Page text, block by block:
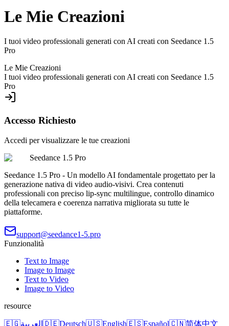
Le Mie Creazioni
I tuoi video professionali generati con AI creati con Seedance 1.5
Pro
Le Mie Creazioni
I tuoi video professionali generati con AI creati con Seedance 1.5
Pro
Accesso Richiesto
Accedi per visualizzare le tue creazioni
Seedance 1.5 Pro
Seedance 1.5 Pro - Un modello AI fondamentale progettato per la
generazione nativa di video audio-visivi. Crea contenuti
professionali con preciso lip-sync multilingue, controllo dinamico
della telecamera e coerenza narrativa migliorata su tutte le
piattaforme.
support@seedance1-5.pro
Funzionalità
Text to Image
Image to Image
Text to Video
Image to Video
resource
🇪🇬العربية 🇩🇪Deutsch🇺🇸English🇪🇸Español🇨🇳简体中文